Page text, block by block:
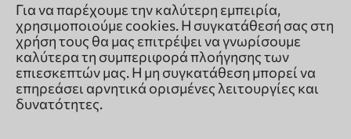
Για να παρέχουμε την καλύτερη εμπειρία,
χρησιμοποιούμε cookies. Η συγκατάθεσή σας στη
χρήση τους θα μας επιτρέψει να γνωρίσουμε
καλύτερα τη συμπεριφορά πλοήγησης των
επιεσκεπτών μας. Η μη συγκατάθεση μπορεί να
επηρεάσει αρνητικά ορισμένες λειτουργίες και
δυνατότητες.